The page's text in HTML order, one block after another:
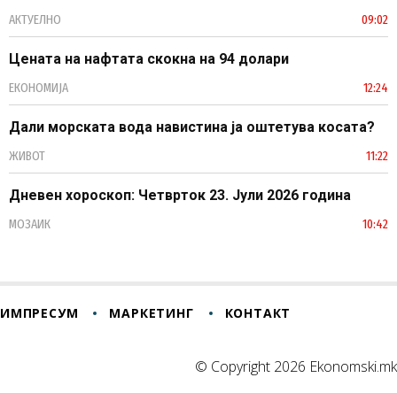
АКТУЕЛНО 09:02
Цената на нафтата скокна на 94 долари
ЕКОНОМИЈА 12:24
Дали морската вода навистина ја оштетува косата?
ЖИВОТ 11:22
Дневен хороскоп: Четврток 23. Јули 2026 година
МОЗАИК 10:42
ИМПРЕСУМ МАРКЕТИНГ КОНТАКТ
© Copyright 2026 Ekonomski.mk